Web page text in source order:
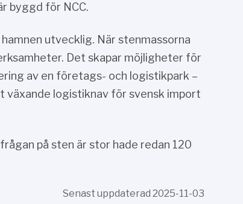
byggd för NCC.
utvecklig. När stenmassorna
Det skapar möjligheter för
av en företags- och logistikpark –
logistiknav för svensk import
på sten är stor hade redan 120
Senast uppdaterad 2025-11-03